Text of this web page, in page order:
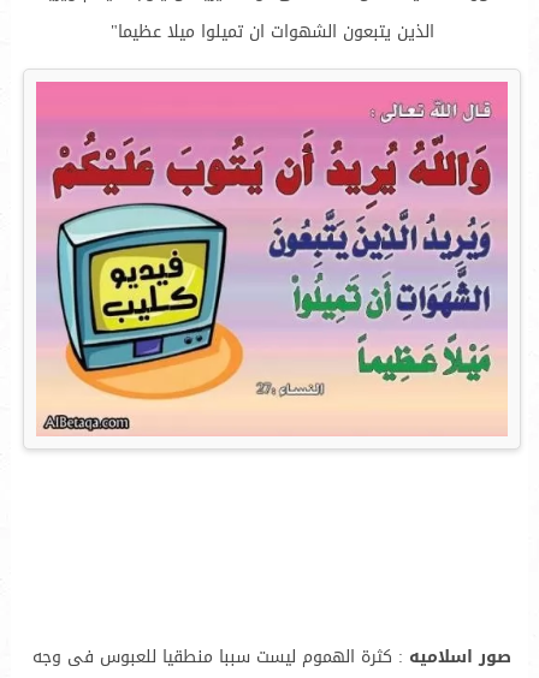
الذين يتبعون الشهوات ان تميلوا ميلا عظيما"
صور اسلاميه : كثرة الهموم ليست سببا منطقيا للعبوس فى وجه